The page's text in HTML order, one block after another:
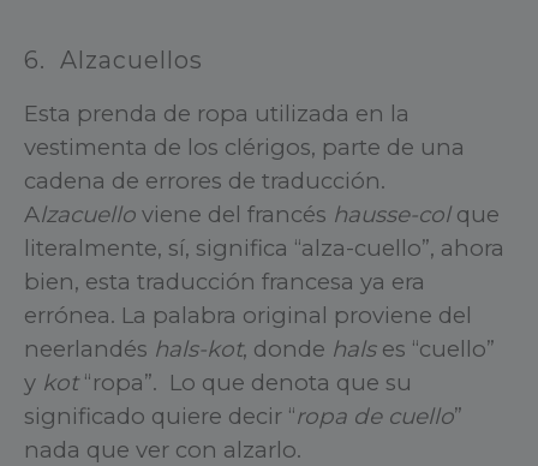
6. Alzacuellos
Esta prenda de ropa utilizada en la
vestimenta de los clérigos, parte de una
cadena de errores de traducción.
Alzacuelloviene del francés hausse-colque
literalmente, sí, significa “alza-cuello”, ahora
bien, esta traducción francesa ya era
errónea. La palabra original proviene del
neerlandés hals-kot, donde halses “cuello”
y kot“ropa”. Lo que denota que su
significado quiere decir “ropa de cuello”
nada que ver con alzarlo.